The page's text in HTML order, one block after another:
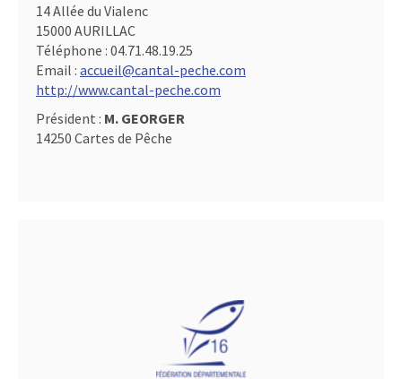
14 Allée du Vialenc
15000 AURILLAC
Téléphone : 04.71.48.19.25
Email : accueil@cantal-peche.com
http://www.cantal-peche.com
Président : M. GEORGER
14250 Cartes de Pêche